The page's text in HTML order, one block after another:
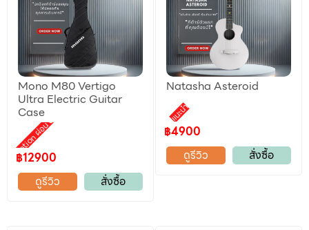
Mono M80 Vertigo
Ultra Electric Guitar
Case
Promotion ผ่อน 0%
฿12900
ดูรีวิว
สั่งซื้อ
Natasha Asteroid
แนะนำ
฿4900
ดูรีวิว
สั่งซื้อ